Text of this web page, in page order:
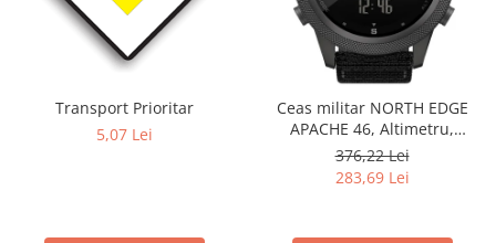
Transport Prioritar
5,07 Lei
Ceas militar NORTH EDGE
APACHE 46, Altimetru,
Barometru, Cronometru,
Termometru, Pedometru,
Busola
376,22 Lei
283,69 Lei